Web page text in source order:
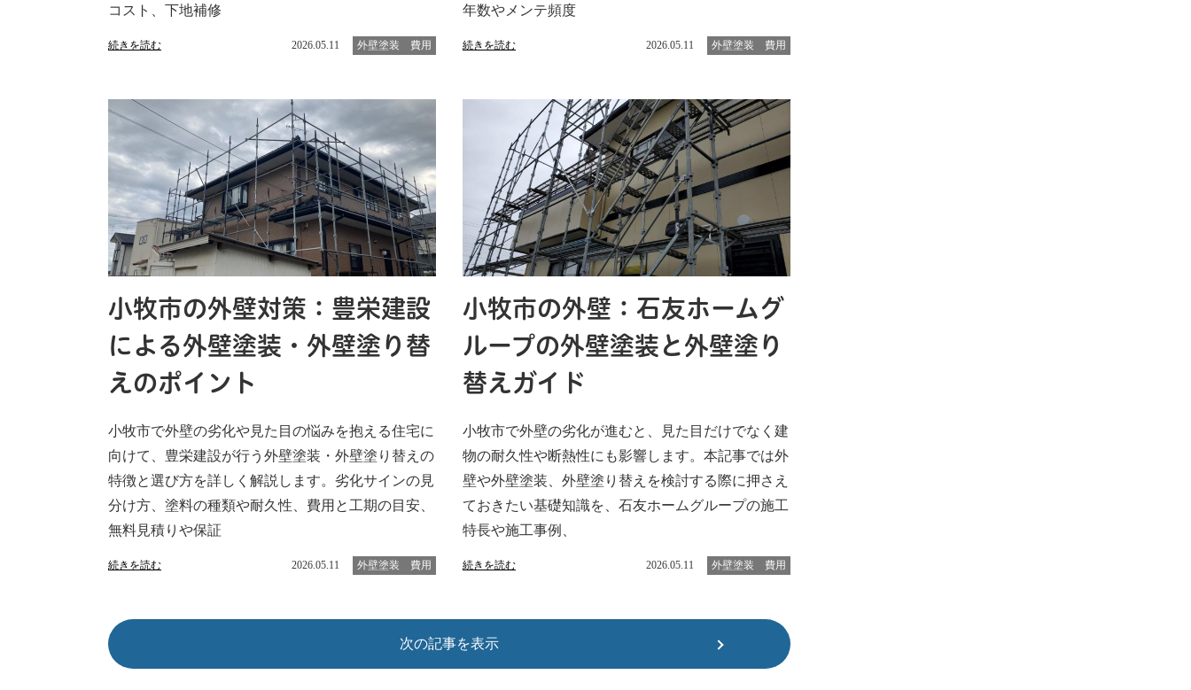
コスト、下地補修
続きを読む 2026.05.11 外壁塗装 費用
年数やメンテ頻度
続きを読む 2026.05.11 外壁塗装 費用
小牧市の外壁対策：豊栄建設
による外壁塗装・外壁塗り替
えのポイント
小牧市で外壁の劣化や見た目の悩みを抱える住宅に
向けて、豊栄建設が行う外壁塗装・外壁塗り替えの
特徴と選び方を詳しく解説します。劣化サインの見
分け方、塗料の種類や耐久性、費用と工期の目安、
無料見積りや保証
続きを読む 2026.05.11 外壁塗装 費用
小牧市の外壁：石友ホームグ
ループの外壁塗装と外壁塗り
替えガイド
小牧市で外壁の劣化が進むと、見た目だけでなく建
物の耐久性や断熱性にも影響します。本記事では外
壁や外壁塗装、外壁塗り替えを検討する際に押さえ
ておきたい基礎知識を、石友ホームグループの施工
特長や施工事例、
続きを読む 2026.05.11 外壁塗装 費用
次の記事を表示